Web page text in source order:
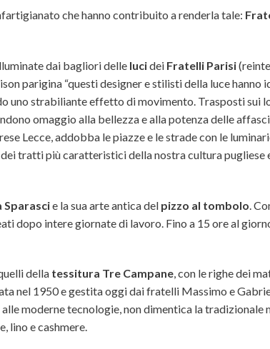
che hanno contribuito a renderla tale:
dai bagliori delle lucidei Fratelli Parisi
parigina “questi designer e stilisti della luce hanno
uno strabiliante effetto di movimento. Trasposti sui
omaggio alla bellezza e alla potenza delle
Lecce, addobba le piazze e le strade con le
tratti più caratteristici della nostra cultura pugliese
Sparascie la sua arte antica del pizzo al tombolo .
dopo intere giornate di lavoro. Fino a 15 ore al
della tessitura Tre Campane, con le righe dei
nel 1950 e gestita oggi dai fratelli Massimo e
moderne tecnologie, non dimentica la tradizionale
lino e cashmere.